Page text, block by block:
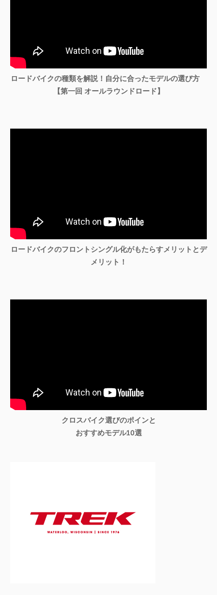
ロードバイクの種類を解説！自分に合ったモデルの選び方
【第一回 オールラウンドロード】
ロードバイクのフロントシングル化がもたらすメリットとデ
メリット！
クロスバイク選びのポインと
おすすめモデル10選